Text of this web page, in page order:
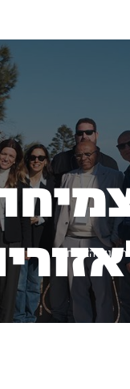
מחקר
תוכנית הצמיחה